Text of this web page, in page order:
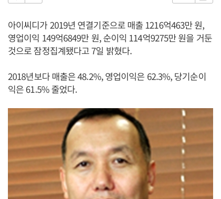
아이씨디가 2019년 연결기준으로 매출 1216억463만 원,
영업이익 149억6849만 원, 순이익 114억9275만 원을 거둔
것으로 잠정집계됐다고 7일 밝혔다.
2018년보다 매출은 48.2%, 영업이익은 62.3%, 당기순이
익은 61.5% 줄었다.